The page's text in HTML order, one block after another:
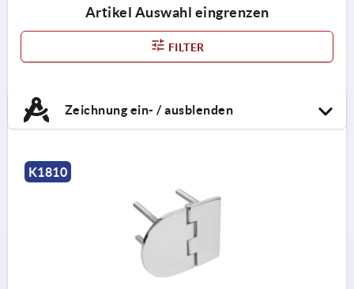
Artikel Auswahl eingrenzen
FILTER
Zeichnung ein- / ausblenden
K1810